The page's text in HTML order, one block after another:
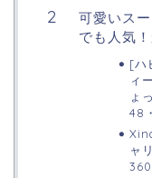
可愛いス
でも人気
[ハ
ィ
ょ
48
ャ